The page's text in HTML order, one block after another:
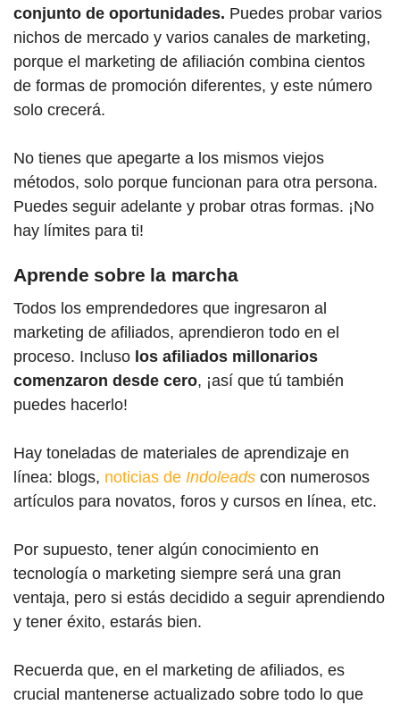
conjunto de oportunidades. Puedes probar varios
nichos de mercado y varios canales de marketing,
porque el marketing de afiliación combina cientos
de formas de promoción diferentes, y este número
solo crecerá.
No tienes que apegarte a los mismos viejos
métodos, solo porque funcionan para otra persona.
Puedes seguir adelante y probar otras formas. ¡No
hay límites para ti!
Aprende sobre la marcha
Todos los emprendedores que ingresaron al
marketing de afiliados, aprendieron todo en el
proceso. Incluso los afiliados millonarios
comenzaron desde cero, ¡así que tú también
puedes hacerlo!
Hay toneladas de materiales de aprendizaje en
línea: blogs, noticias de Indoleads con numerosos
artículos para novatos, foros y cursos en línea, etc.
Por supuesto, tener algún conocimiento en
tecnología o marketing siempre será una gran
ventaja, pero si estás decidido a seguir aprendiendo
y tener éxito, estarás bien.
Recuerda que, en el marketing de afiliados, es
crucial mantenerse actualizado sobre todo lo que